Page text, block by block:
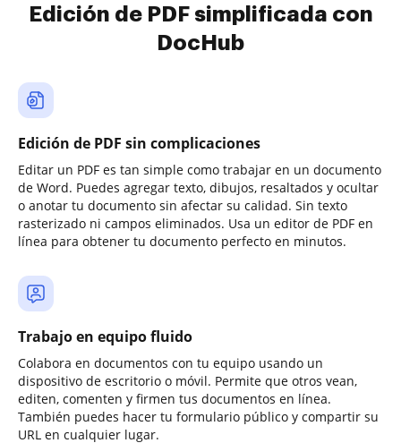
Edición de PDF simplificada con
DocHub
Edición de PDF sin complicaciones
Editar un PDF es tan simple como trabajar en un documento
de Word. Puedes agregar texto, dibujos, resaltados y ocultar
o anotar tu documento sin afectar su calidad. Sin texto
rasterizado ni campos eliminados. Usa un editor de PDF en
línea para obtener tu documento perfecto en minutos.
Trabajo en equipo fluido
Colabora en documentos con tu equipo usando un
dispositivo de escritorio o móvil. Permite que otros vean,
editen, comenten y firmen tus documentos en línea.
También puedes hacer tu formulario público y compartir su
URL en cualquier lugar.